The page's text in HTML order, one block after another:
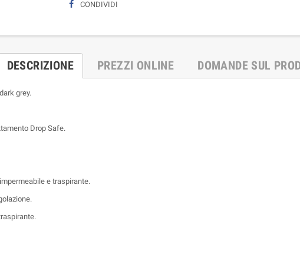
CONDIVIDI
DESCRIZIONE PREZZI ONLINE DOMANDE SUL
grey.
Drop Safe.
e traspirante.